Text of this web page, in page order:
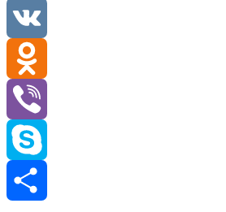
Telegram
VK
Odnoklassniki
Viber
Skype